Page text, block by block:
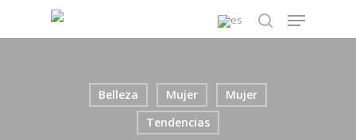
search
Menu
Belleza Mujer
Mujer
Tendencias